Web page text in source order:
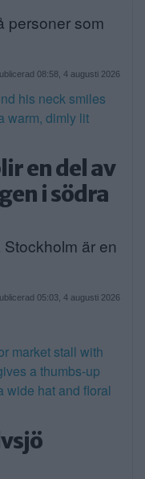
personer som
08:58, 4 augusti 2026
en del av
i södra
är en
05:03, 4 augusti 2026